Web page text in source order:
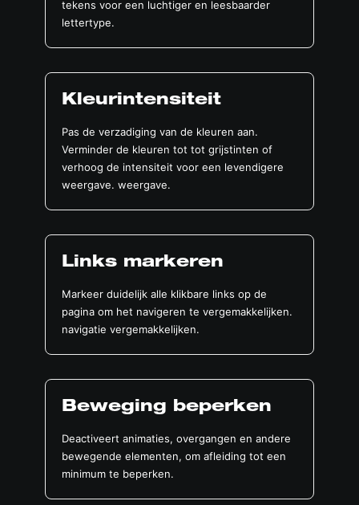
tekens voor een luchtiger en leesbaarder
lettertype.
Kleurintensiteit
Pas de verzadiging van de kleuren aan.
Verminder de kleuren tot tot grijstinten of
verhoog de intensiteit voor een levendigere
weergave. weergave.
Links markeren
Markeer duidelijk alle klikbare links op de
pagina om het navigeren te vergemakkelijken.
navigatie vergemakkelijken.
Beweging beperken
Deactiveert animaties, overgangen en andere
bewegende elementen, om afleiding tot een
minimum te beperken.